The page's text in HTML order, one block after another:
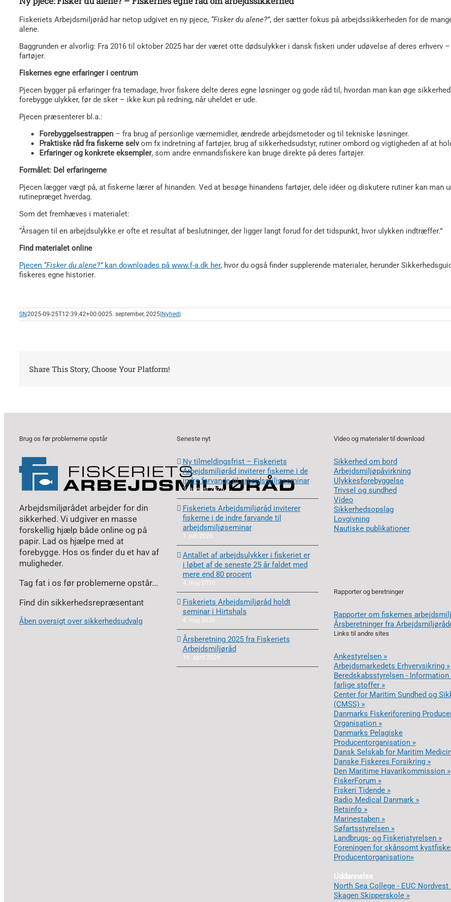
Fiskeriets Arbejdsmiljøråd har netop udgivet en ny pjece, “Fisker du alene?”, der sætter fokus på arbejdssikkerheden for de
alene.
Baggrunden er alvorlig: Fra 2016 til oktober 2025 har der været otte dødsulykker i dansk fiskeri under udøvelse af deres erhverv
fartøjer.
Fiskernes egne erfaringer i centrum
Pjecen bygger på erfaringer fra temadage, hvor fiskere delte deres egne løsninger og gode råd til, hvordan man kan øge
forebygge ulykker, før de sker – ikke kun på redning, når uheldet er ude.
Pjecen præsenterer bl.a.:
Forebyggelsestrappen – fra brug af personlige værnemidler, ændrede arbejdsmetoder og til tekniske løsninger.
Praktiske råd fra fiskerne selvom fx indretning af fartøjer, brug af sikkerhedsudstyr, rutiner ombord og vigtigheden af at
Erfaringer og konkrete eksempler, som andre enmandsfiskere kan bruge direkte på deres fartøjer.
Formålet: Del erfaringerne
Pjecen lægger vægt på, at fiskerne lærer af hinanden. Ved at besøge hinandens fartøjer, dele idéer og diskutere rutiner kan man
rutinepræget hverdag.
Som det fremhæves i materialet:
“Årsagen til en arbejdsulykke er ofte et resultat af beslutninger, der ligger langt forud for det tidspunkt, hvor ulykken indtræffer.”
Find materialet online
Pjecen “Fisker du alene?”kan downloades på www.f-a.dk her, hvor du også finder supplerende materialer, herunder
fiskeres egne historier.
SN2025-09-25T12:39:42+00:0025. september, 2025 Nyhed
Share This Story, Choose Your Platform!
Brug os før problemerne opstår
Arbejdsmiljørådet arbejder for din
sikkerhed. Vi udgiver en masse
forskellig hjælp både online og på
papir. Lad os hjælpe med at
forebygge. Hos os finder du et hav af
muligheder.
Tag fat i os før problemerne opstår...
Find din sikkerhedsrepræsentant
Åben oversigt over sikkerhedsudvalg
Seneste nyt
Ny tilmeldingsfrist – Fiskeriets
Arbejdsmiljøråd inviterer fiskerne i de
indre farvande til arbejdsmiljøseminar
3. august 2026
Fiskeriets Arbejdsmiljøråd inviterer
fiskerne i de indre farvande til
arbejdsmiljøseminar
1. juli 2026
Antallet af arbejdsulykker i fiskeriet er
i løbet af de seneste 25 år faldet med
mere end 80 procent
4. maj 2026
Fiskeriets Arbejdsmiljøråd holdt
seminar i Hirtshals
4. maj 2026
Årsberetning 2025 fra Fiskeriets
Arbejdsmiljøråd
16. april 2026
Video og materialer til download
Sikkerhed om bord
Arbejdsmiljøpåvirkning
Ulykkesforebyggelse
Trivsel og sundhed
Video
Sikkerhedsopslag
Lovgivning
Nautiske publikationer
Rapporter og beretninger
Rapporter om fiskernes
Årsberetninger fra
Links til andre sites
Ankestyrelsen »
Arbejdsmarkedets Erhvervsikring »
Beredskabsstyrelsen -
farlige stoffer »
Center for Maritim Sundhed og
(CMSS) »
Danmarks Fiskeriforening
Organisation »
Danmarks Pelagiske
Producentorganisation »
Dansk Selskab for Maritim
Danske Fiskeres Forsikring »
Den Maritime Havarikommission »
FiskerForum »
Fiskeri Tidende »
Radio Medical Danmark »
Retsinfo »
Marinestaben »
Søfartsstyrelsen »
Landbrugs- og Fiskeristyrelsen »
Foreningen for skånsomt
Producentorganisation»
Uddannelse
North Sea College - EUC Nordvest
Skagen Skipperskole »